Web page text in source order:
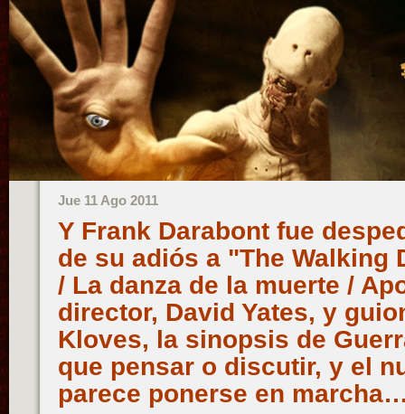
Jue 11 Ago 2011
Y Frank Darabont fue
de su adiós a "The Walking
/ La danza de la muerte /
director, David Yates, y
Kloves, la sinopsis de
que pensar o discutir, y el
parece ponerse en